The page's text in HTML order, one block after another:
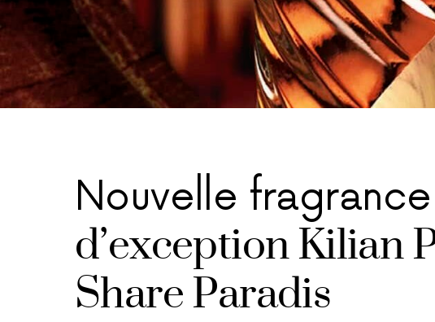
Nouvelle fragrance
d’exception Kilian
Share Paradis